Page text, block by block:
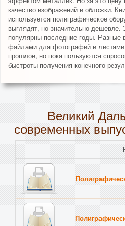
качество изображений и обложки.
используется полиграфическое
выглядят, но значительно дешевле.
популярны последние годы.
файлами для фотографий и листами
прошлое, но пока пользуются
быстроты получения конечного
Великий
современных